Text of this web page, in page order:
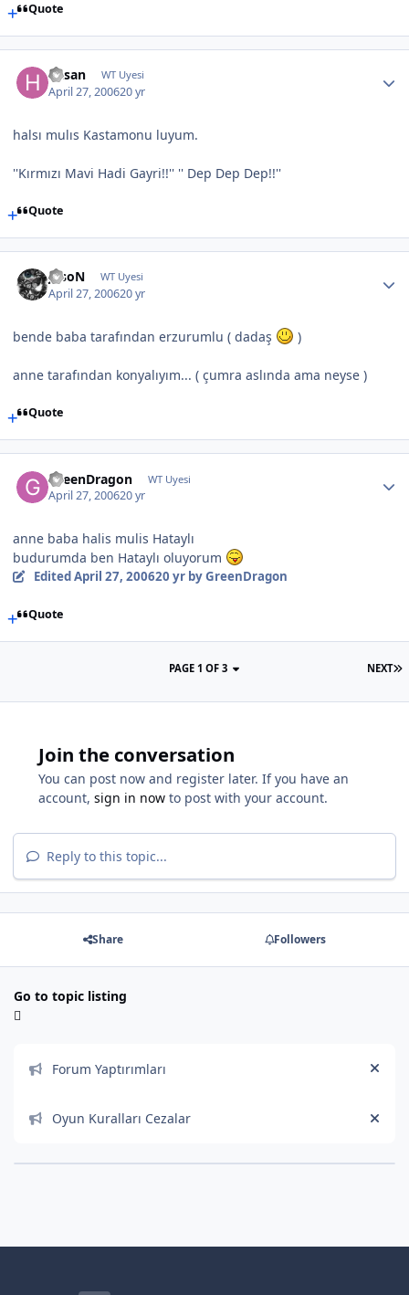
Quote
hasan WT Uyesi
April 27, 200620 yr
halsı mulıs Kastamonu luyum.
''Kırmızı Mavi Hadi Gayri!!'' '' Dep Dep Dep!!''
Quote
JasoN WT Uyesi
April 27, 200620 yr
bende baba tarafından erzurumlu ( dadaş )
anne tarafından konyalıyım... ( çumra aslında ama neyse )
Quote
GreenDragon WT Uyesi
April 27, 200620 yr
anne baba halis mulis Hataylı
budurumda ben Hataylı oluyorum
EditedApril 27, 200620 yrby GreenDragon
Quote
NEXT
PAGE 1 OF 3
Join the conversation
You can post now and register later. If you have an
account, sign in now to post with your account.
Reply to this topic...
Share Followers
Go to topic listing
Forum Yaptırımları
Hide
Oyun Kuralları Cezalar Hide